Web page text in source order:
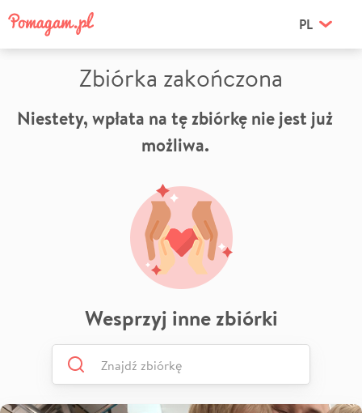
PL
Zbiórka zakończona
Niestety, wpłata na tę zbiórkę nie jest już
możliwa.
Wesprzyj inne zbiórki